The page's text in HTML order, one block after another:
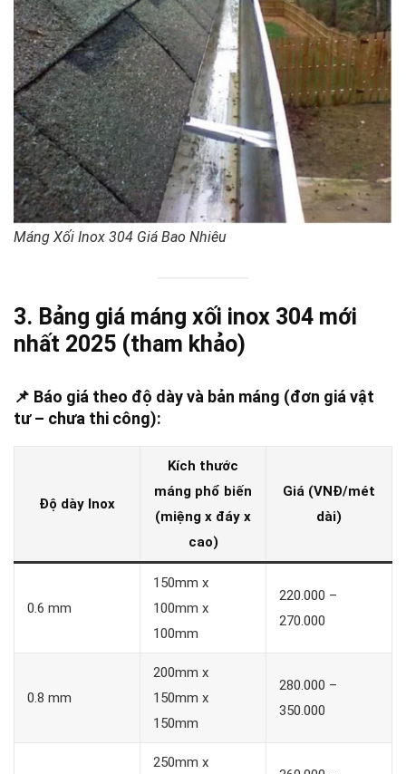
Máng Xối Inox 304 Giá Bao Nhiêu
3. Bảng giá máng xối inox 304 mới
nhất 2025 (tham khảo)
📌 Báo giá theo độ dày và bản máng (đơn giá vật
tư – chưa thi công):
Độ dày Inox
Kích thước
máng phổ biến
(miệng x đáy x
cao)
Giá (VNĐ/mét
dài)
0.6 mm
150mm x
100mm x
100mm
220.000 –
270.000
0.8 mm
200mm x
150mm x
150mm
280.000 –
350.000
250mm x